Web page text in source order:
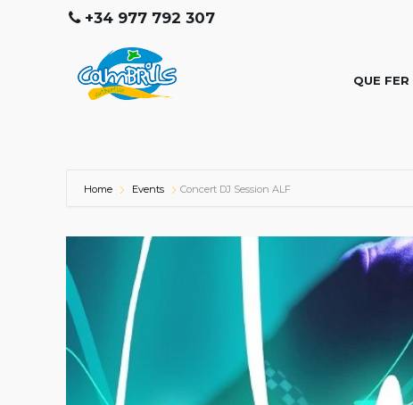
+34 977 792 307
QUE FER
Home Events Concert DJ Session ALF